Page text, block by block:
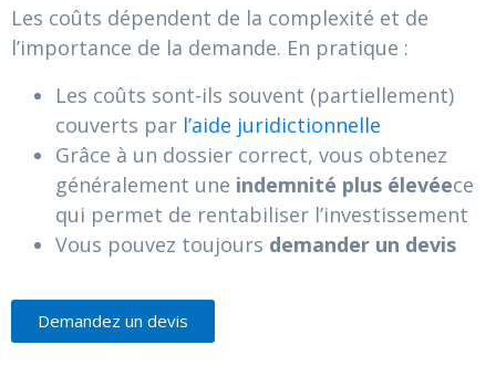
Les coûts dépendent de la complexité et de
l’importance de la demande. En pratique :
Les coûts sont-ils souvent (partiellement)
couverts par l’aide juridictionnelle
Grâce à un dossier correct, vous obtenez
généralement une indemnité plus élevéece
qui permet de rentabiliser l’investissement
Vous pouvez toujours demander un devis
Demandez un devis